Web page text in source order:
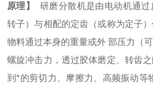
原理】
研磨分散机是由电动机通
转子）与相配的定齿（或称为定子
物料通过本身的重量或外 部压力（
螺旋冲击力，透过胶体磨定、转齿
到*的剪切力、摩擦力、高频振动等